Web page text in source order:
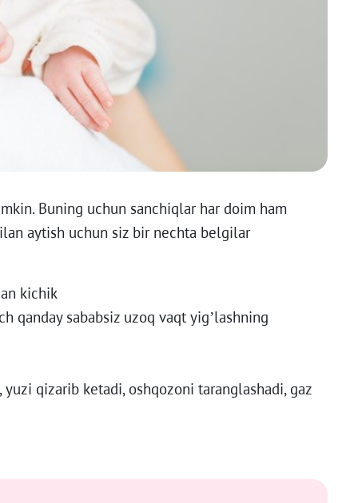
Buning uchun sanchiqlar har doim ham
aytish uchun siz bir nechta belgilar
kichik
sababsiz uzoq vaqt yig’lashning
qizarib ketadi, oshqozoni taranglashadi, gaz